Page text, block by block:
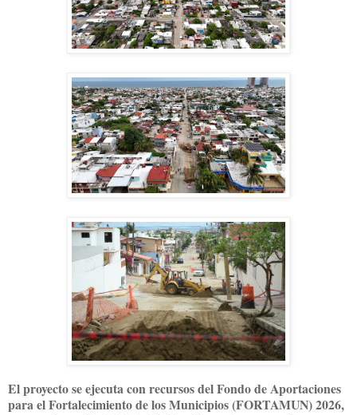
El proyecto se ejecuta con recursos del Fondo de Aportaciones
para el Fortalecimiento de los Municipios (FORTAMUN) 2026,